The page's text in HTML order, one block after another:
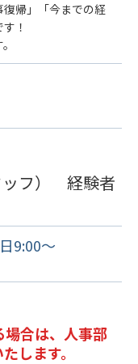
帰」「今までの経
！
ッフ） 経験者
9:00～
合は、人事部
します。